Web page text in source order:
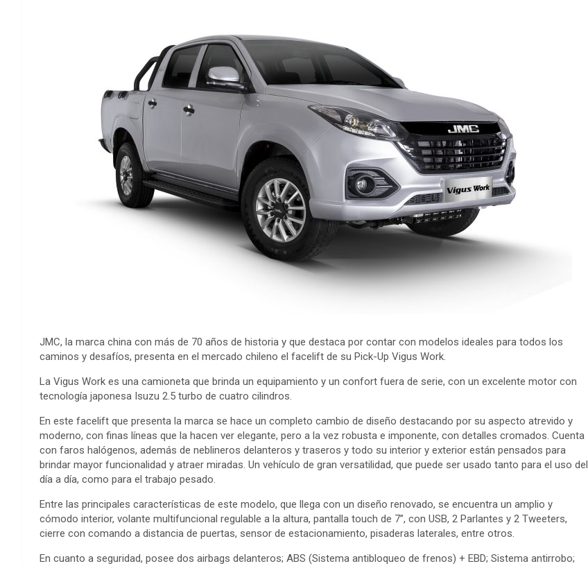
JMC, la marca china con más de 70 años de historia y que destaca por contar con modelos ideales para todos los
caminos y desafíos, presenta en el mercado chileno el facelift de su Pick-Up Vigus Work.
La Vigus Work es una camioneta que brinda un equipamiento y un confort fuera de serie, con un excelente motor con
tecnología japonesa Isuzu 2.5 turbo de cuatro cilindros.
En este facelift que presenta la marca se hace un completo cambio de diseño destacando por su aspecto atrevido y
moderno, con finas líneas que la hacen ver elegante, pero a la vez robusta e imponente, con detalles cromados. Cuenta
con faros halógenos, además de neblineros delanteros y traseros y todo su interior y exterior están pensados para
brindar mayor funcionalidad y atraer miradas. Un vehículo de gran versatilidad, que puede ser usado tanto para el uso del
día a día, como para el trabajo pesado.
Entre las principales características de este modelo, que llega con un diseño renovado, se encuentra un amplio y
cómodo interior, volante multifuncional regulable a la altura, pantalla touch de 7”, con USB, 2 Parlantes y 2 Tweeters,
cierre con comando a distancia de puertas, sensor de estacionamiento, pisaderas laterales, entre otros.
En cuanto a seguridad, posee dos airbags delanteros; ABS (Sistema antibloqueo de frenos) + EBD; Sistema antirrobo;